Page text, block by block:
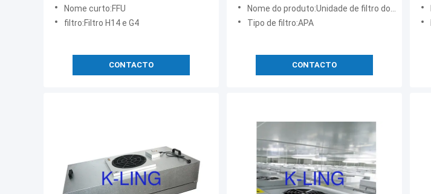
Nome curto:FFU
filtro:Filtro H14 e G4
CONTACTO
Nome do produto:Unidade de filtro do fã
Tipo de filtro:APA
CONTACTO